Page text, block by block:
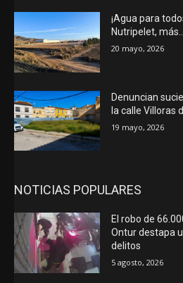
¡Agua para
Nutripelet, más…
20 mayo, 2026
Denuncian
la calle Villoras
19 mayo, 2026
NOTICIAS POPULARES
El robo de
Ontur destapa
delitos
5 agosto, 2026